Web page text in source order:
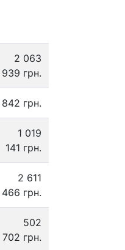
2 063
939 грн.
842 грн.
1 019
141 грн.
2 611
466 грн.
502
702 грн.